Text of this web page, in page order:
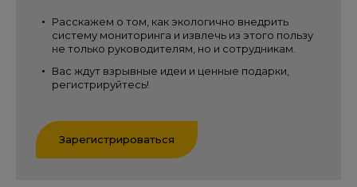
Расскажем о том, как экологично внедрить
систему мониторинга и извлечь из этого пользу
не только руководителям, но и сотрудникам.
Вас ждут взрывные идеи и ценные подарки,
регистрируйтесь!
Зарегистрироваться